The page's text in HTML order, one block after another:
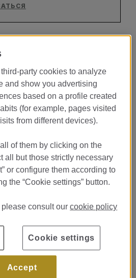
de Pastelería del
*** y Descubre el
un entorno donde la creatividad, la
en auténticas experiencias
Berasategui, busca incorporar
su equipo dePastelería.
iniciarte en la alta gastronomía y
de referencia en uno de los
desde la
una creación pensada al detalle.
party cookies to analyze
and show you advertising
based on a profile created
(for example, pages visited
from different devices).
of them by clicking on the
all but those strictly necessary
or configure them according to
the “Cookie settings” button.
please consult ourcookie policy
Accept
Cookie settings